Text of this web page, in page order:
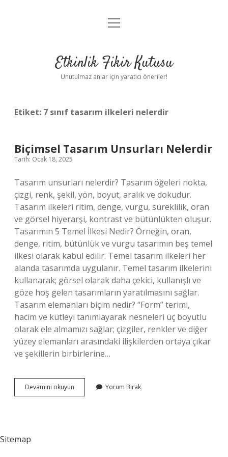
Anasayfa
Yasal Uyarı
menüyü
Etkinlik Fikir Kutusu
Unutulmaz anlar için yaratıcı öneriler!
Etiket: 7 sınıf tasarım ilkeleri nelerdir
Biçimsel Tasarım Unsurları Nelerdir
Tarih: Ocak 18, 2025
Tasarım unsurları nelerdir? Tasarım öğeleri nokta,
çizgi, renk, şekil, yön, boyut, aralık ve dokudur.
Tasarım ilkeleri ritim, denge, vurgu, süreklilik, oran
ve görsel hiyerarşi, kontrast ve bütünlükten oluşur.
Tasarımın 5 Temel İlkesi Nedir? Örneğin, oran,
denge, ritim, bütünlük ve vurgu tasarımın beş temel
ilkesi olarak kabul edilir. Temel tasarım ilkeleri her
alanda tasarımda uygulanır. Temel tasarım ilkelerini
kullanarak; görsel olarak daha çekici, kullanışlı ve
göze hoş gelen tasarımların yaratılmasını sağlar.
Tasarım elemanları biçim nedir? “Form” terimi,
hacim ve kütleyi tanımlayarak nesneleri üç boyutlu
olarak ele almamızı sağlar; çizgiler, renkler ve diğer
yüzey elemanları arasındaki ilişkilerden ortaya çıkar
ve şekillerin birbirlerine…
Devamını okuyun Biçimsel
Tasarım
Yorum Bırak
Sitemap